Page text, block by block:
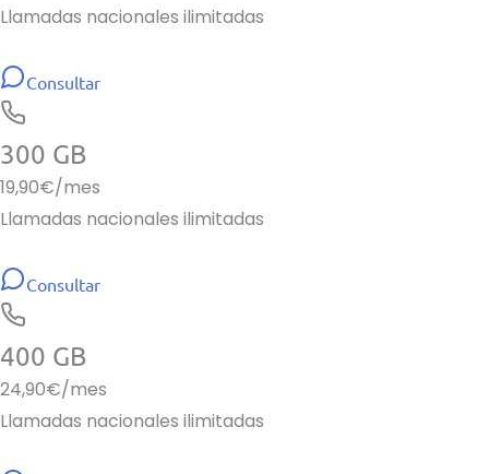
Llamadas nacionales ilimitadas
Consultar
300 GB
19,90€/mes
Llamadas nacionales ilimitadas
Consultar
400 GB
24,90€/mes
Llamadas nacionales ilimitadas